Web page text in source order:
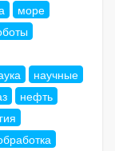
море
научные
нефть